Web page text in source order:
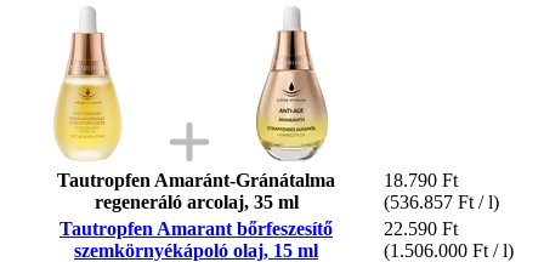
Tautropfen Amaránt-Gránátalma
regeneráló arcolaj, 35 ml
18.790 Ft
(536.857 Ft / l)
Tautropfen Amarant bőrfeszesítő
szemkörnyékápoló olaj, 15 ml
22.590 Ft
(1.506.000 Ft / l)